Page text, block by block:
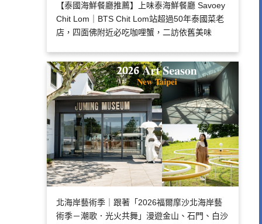
【泰國海鮮餐廳推薦】上味泰海鮮餐廳 Savoey
Chit Lom｜BTS Chit Lom站超過50年泰國菜老
店，四面佛附近必吃咖哩蟹，二訪依舊美味
北海岸藝術季｜跟著「2026福爾摩沙北海岸藝
術季－潮歌．光火共舞」漫遊金山、石門、白沙